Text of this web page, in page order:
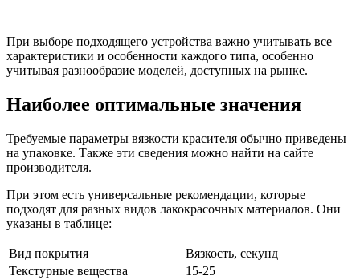
При выборе подходящего устройства важно учитывать все
характеристики и особенности каждого типа, особенно
учитывая разнообразие моделей, доступных на рынке.
Наиболее оптимальные значения
Требуемые параметры вязкости красителя обычно приведены
на упаковке. Также эти сведения можно найти на сайте
производителя.
При этом есть универсальные рекомендации, которые
подходят для разных видов лакокрасочных материалов. Они
указаны в таблице:
Вид покрытия
Вязкость, секунд
Текстурные вещества
15-25